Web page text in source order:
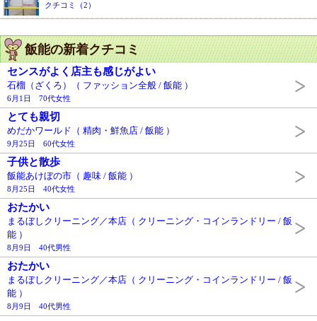
クチコミ（2）
飯能の新着クチコミ
センスがよく店主も感じがよい
石榴（ざくろ）（ ファッション全般 / 飯能 ）
6月1日 70代女性
とても親切
めだかワールド（ 精肉・鮮魚店 / 飯能 ）
9月25日 60代女性
子供と散歩
飯能あけぼの市（ 趣味 / 飯能 ）
8月25日 40代女性
おたかい
まるぼしクリーニング／本店（ クリーニング・コインランドリー / 飯
能 ）
8月9日 40代男性
おたかい
まるぼしクリーニング／本店（ クリーニング・コインランドリー / 飯
能 ）
8月9日 40代男性